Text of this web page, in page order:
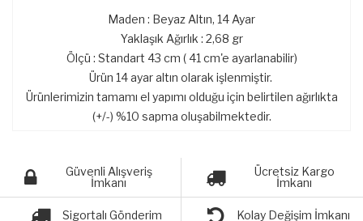
Maden : Beyaz Altın, 14 Ayar
Yaklaşık Ağırlık : 2,68 gr
Ölçü : Standart 43 cm ( 41 cm'e ayarlanabilir)
Ürün 14 ayar altın olarak işlenmiştir.
Ürünlerimizin tamamı el yapımı olduğu için belirtilen ağırlıkta
(+/-) %10 sapma oluşabilmektedir.
Güvenli Alışveriş
İmkanı
Ücretsiz Kargo
İmkanı
Sigortalı Gönderim Kolay Değişim İmkanı